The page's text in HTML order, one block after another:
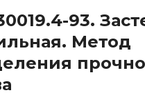
93.
Метод